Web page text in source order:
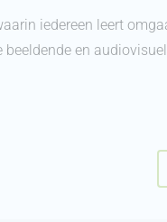
iedereen leert
en